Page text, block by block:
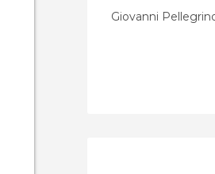
Giovanni